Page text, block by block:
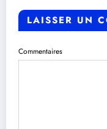
LAISSER UN
Commentaires